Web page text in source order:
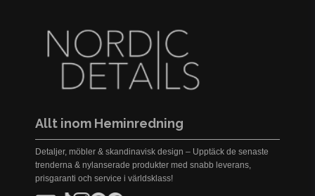
Allt inom Heminredning
Detaljer, möbler & skandinavisk design – Upptäck de senaste
trenderna & nylanserade produkter med snabb leverans,
prisgaranti och service i världsklass!